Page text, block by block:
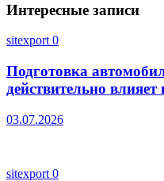
Интересные записи
sitexport0
Подготовка
действительно влияет
03.07.2026
sitexport 0